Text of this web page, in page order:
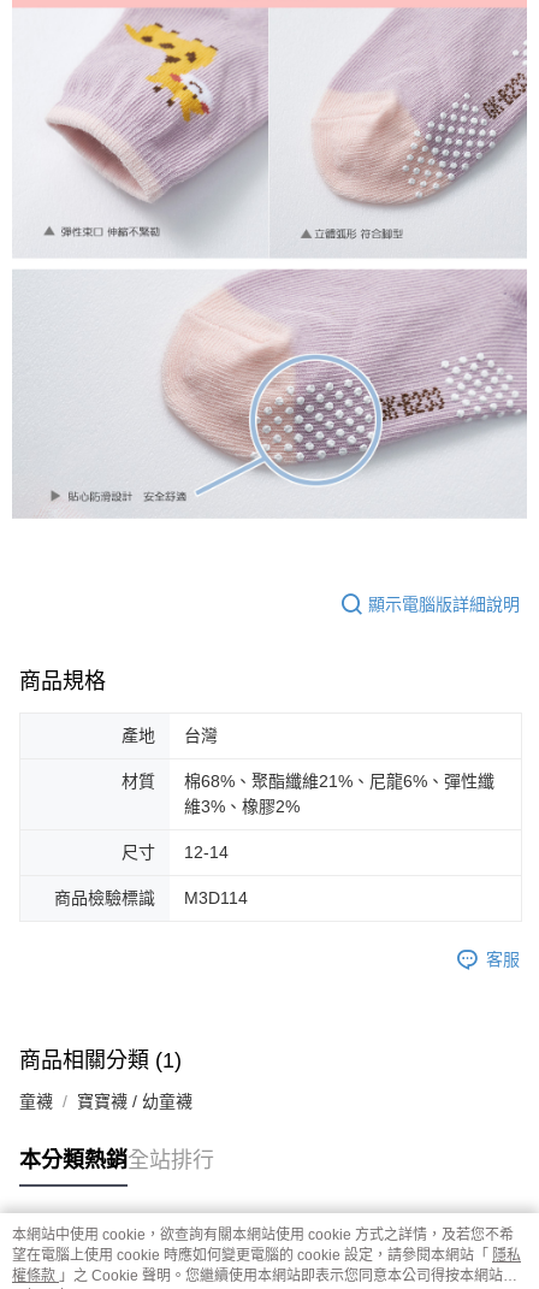
顯示電腦版詳細說明
商品規格
產地 台灣
材質
棉68%、聚酯纖維21%、尼龍6%、彈性纖
維3%、橡膠2%
尺寸 12-14
商品檢驗標識 M3D114
客服
商品相關分類 (1)
童襪 寶寶襪 / 幼童襪
本分類熱銷全站排行
熱門標籤
本網站中使用 cookie，欲查詢有關本網站使用 cookie 方式之詳情，及若您不希
望在電腦上使用 cookie 時應如何變更電腦的 cookie 設定，請參閱本網站「 隱私
權條款 」之 Cookie 聲明。您繼續使用本網站即表示您同意本公司得按本網站使